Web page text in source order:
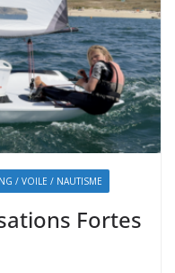
/ VOILE / NAUTISME
Fortes